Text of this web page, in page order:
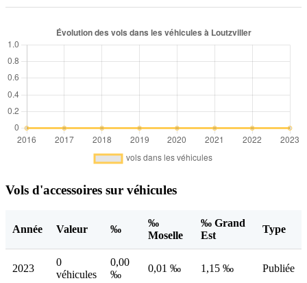
Vols d'accessoires sur véhicules
Année Valeur ‰
‰
Moselle
‰ Grand
Est
Type
2023
0
véhicules
0,00
‰
0,01 ‰ 1,15 ‰ Publiée